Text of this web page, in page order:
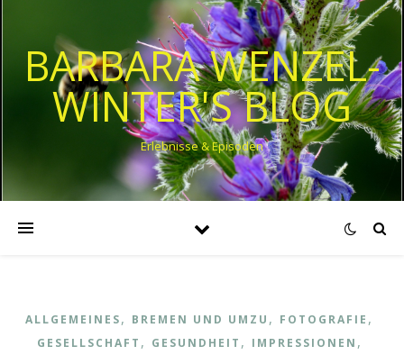
BARBARA WENZEL-
WINTER'S BLOG
Erlebnisse & Episoden
ALLGEMEINES, BREMEN UND UMZU , FOTOGRAFIE ,
GESELLSCHAFT , GESUNDHEIT , IMPRESSIONEN ,